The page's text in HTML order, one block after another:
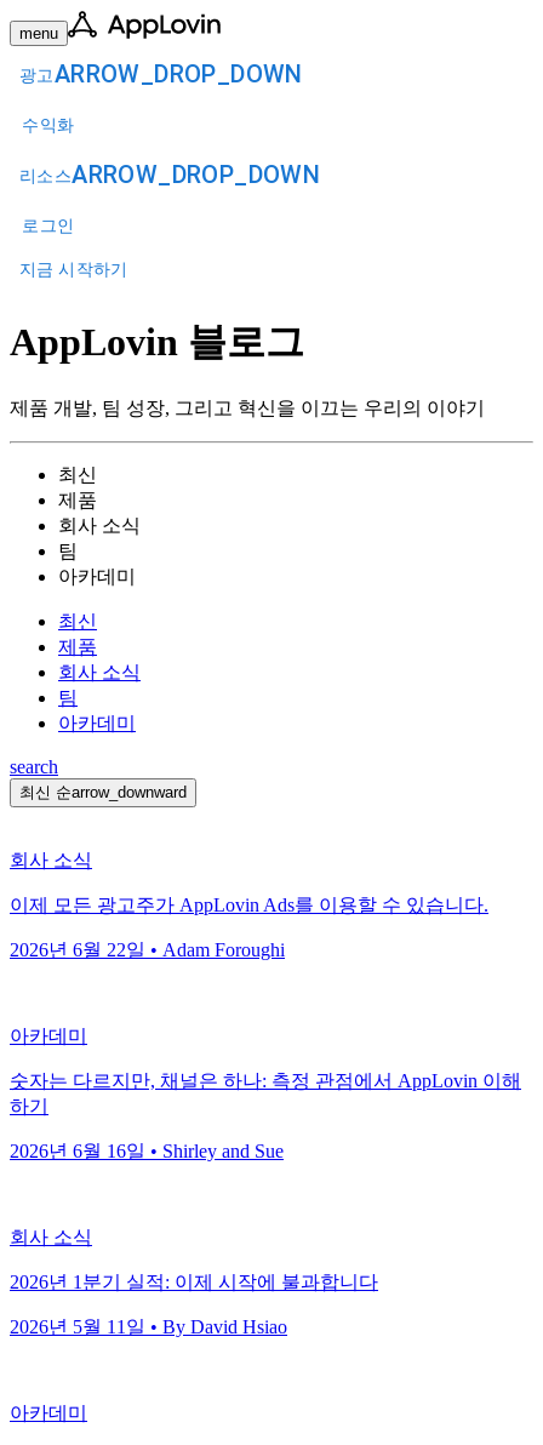
menu
광고ARROW_DROP_DOWN
수익화
리소스ARROW_DROP_DOWN
로그인
지금 시작하기
AppLovin 블로그
제품 개발, 팀 성장, 그리고 혁신을 이끄는 우리의 이야기
최신
제품
회사 소식
팀
아카데미
최신
제품
회사 소식
팀
아카데미
search
최신 순arrow_downward
회사 소식
이제 모든 광고주가 AppLovin Ads를 이용할 수 있습니다.
2026년 6월 22일 • Adam Foroughi
아카데미
숫자는 다르지만, 채널은 하나: 측정 관점에서 AppLovin 이해
하기
2026년 6월 16일 • Shirley and Sue
회사 소식
2026년 1분기 실적: 이제 시작에 불과합니다
2026년 5월 11일 • By David Hsiao
아카데미